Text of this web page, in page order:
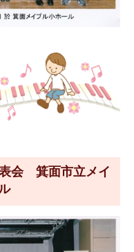
会 箕面市立メイ